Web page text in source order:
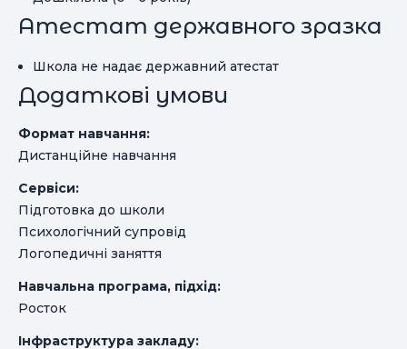
Атестат державного зразка
Школа не надає державний атестат
Додаткові умови
Формат навчання:
Дистанційне навчання
Сервіси:
Підготовка до школи
Психологічний супровід
Логопедичні заняття
Навчальна програма, підхід:
Росток
Інфраструктура закладу: